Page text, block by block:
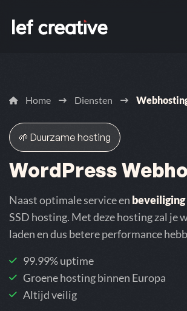
Home Diensten
🌱 Duurzame hosting
WordPress
Naast optimale service en beveiliging
SSD hosting. Met deze hosting zal je
laden en dus betere performance
99.99% uptime
Groene hosting binnen Europa
Altijd veilig